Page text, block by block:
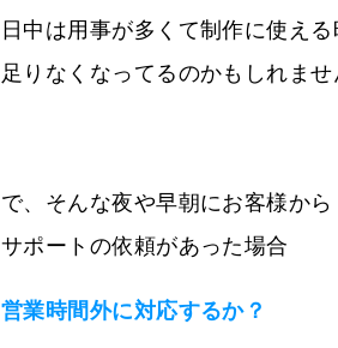
日中は用事が多くて制作に使え
足りなくなってるのかもしれませ
で、そんな夜や早朝にお客様から
サポートの依頼があった場合
営業時間外に対応するか？